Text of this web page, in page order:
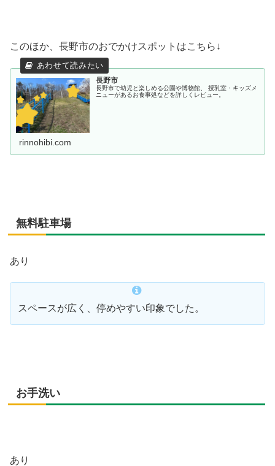
このほか、長野市のおでかけスポットはこちら↓
長野市
長野市で幼児と楽しめる公園や博物館、 授乳室・キッズメ
ニューがあるお食事処などを詳しくレビュー。
rinnohibi.com
無料駐車場
あり
スペースが広く、停めやすい印象でした。
お手洗い
あり